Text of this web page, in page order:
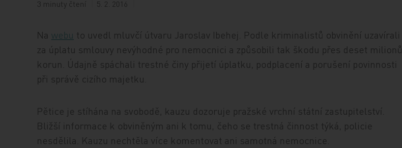
3 minuty čtení 5. 2. 2016
Na webu to uvedl mluvčí útvaru Jaroslav Ibehej. Podle kriminalistů obvinění uzavírali
za úplatu smlouvy nevýhodné pro nemocnici a způsobili tak škodu přes deset milionů
korun. Údajně spáchali trestné činy přijetí úplatku, podplacení a porušení povinnosti
při správě cizího majetku.
Pětice je stíhána na svobodě, kauzu dozoruje pražské vrchní státní zastupitelství.
Bližší informace k obviněným ani k tomu, čeho se trestná činnost týká, policie
nesdělila. Kauzu nechtěla více komentovat ani samotná nemocnice.